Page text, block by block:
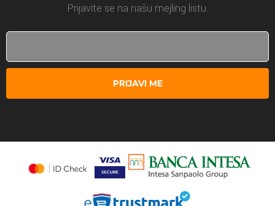
Prijavite se na našu mejling listu.
PRIJAVI ME